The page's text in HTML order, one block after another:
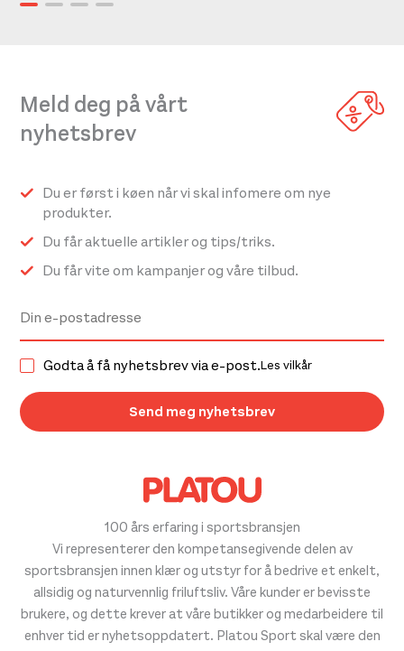
100 års erfaring i sportsbransjen
Vi representerer den kompetansegivende delen av
sportsbransjen innen klær og utstyr for å bedrive et enkelt,
allsidig og naturvennlig friluftsliv. Våre kunder er bevisste
brukere, og dette krever at våre butikker og medarbeidere til
enhver tid er nyhetsoppdatert. Platou Sport skal være den
Meld deg på vårt
nyhetsbrev
Du er først i køen når vi skal infomere om nye
produkter.
Du får aktuelle artikler og tips/triks.
Du får vite om kampanjer og våre tilbud.
Godta å få nyhetsbrev via e-post.Les vilkår